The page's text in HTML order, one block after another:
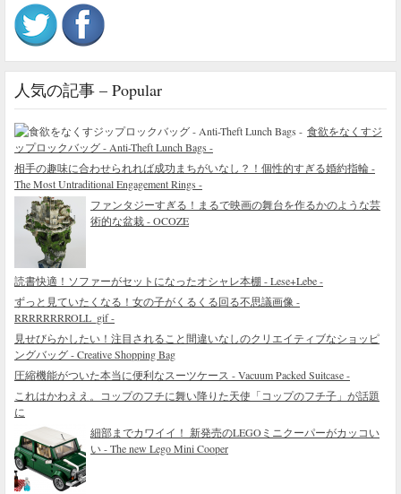
人気の記事 – Popular
食欲をなくすジ
ップロックバッグ - Anti-Theft Lunch Bags -
相手の趣味に合わせられれば成功まちがいなし？！個性的すぎる婚約指輪 -
The Most Untraditional Engagement Rings -
ファンタジーすぎる！まるで映画の舞台を作るかのような芸
術的な盆栽 - OCOZE
読書快適！ソファーがセットになったオシャレ本棚 - Lese+Lebe -
ずっと見ていたくなる！女の子がくるくる回る不思議画像 -
RRRRRRRROLL_gif -
見せびらかしたい！注目されること間違いなしのクリエイティブなショッピ
ングバッグ - Creative Shopping Bag
圧縮機能がついた本当に便利なスーツケース - Vacuum Packed Suitcase -
これはかわええ。コップのフチに舞い降りた天使「コップのフチ子」が話題
に
細部までカワイイ！ 新発売のLEGOミニクーパーがカッコい
い - The new Lego Mini Cooper